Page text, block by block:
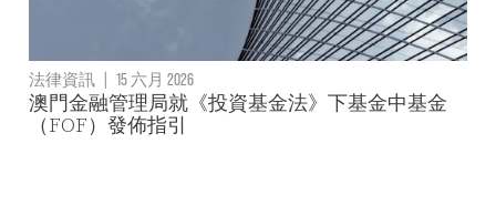
法律資訊 15 六月 2026
澳門金融管理局就《投資基金法》下基金中基金
（FOF）發佈指引